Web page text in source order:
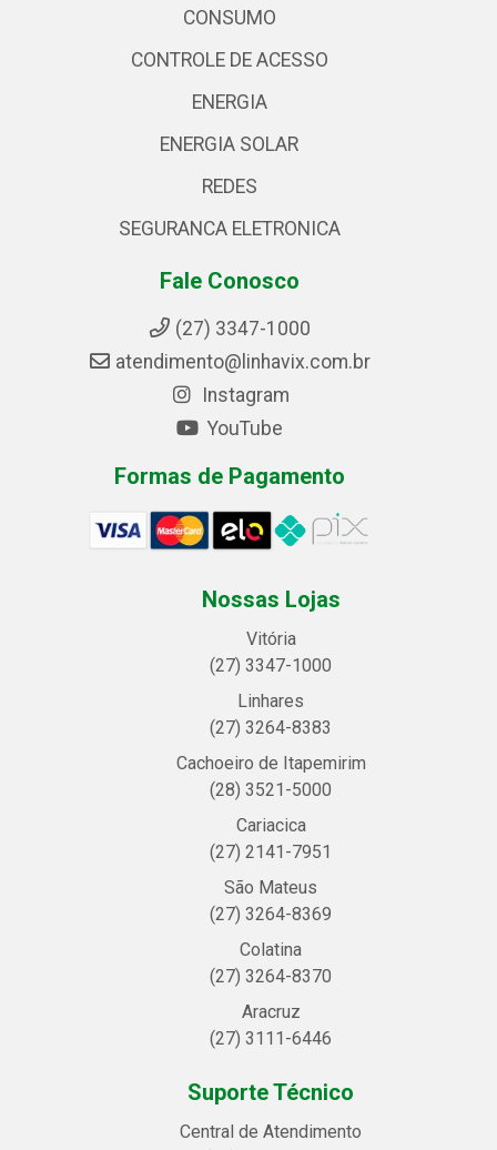
CONSUMO
CONTROLE DE ACESSO
ENERGIA
ENERGIA SOLAR
REDES
SEGURANCA ELETRONICA
Fale Conosco
(27) 3347-1000
atendimento@linhavix.com.br
Instagram
YouTube
Formas de Pagamento
Nossas Lojas
Vitória
(27) 3347-1000
Linhares
(27) 3264-8383
Cachoeiro de Itapemirim
(28) 3521-5000
Cariacica
(27) 2141-7951
São Mateus
(27) 3264-8369
Colatina
(27) 3264-8370
Aracruz
(27) 3111-6446
Suporte Técnico
Central de Atendimento